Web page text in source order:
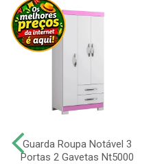
Guarda Roupa Notável 3
Portas 2 Gavetas Nt5000